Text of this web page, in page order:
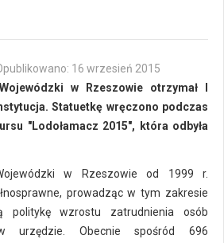
16 wrzesień 2015
w Rzeszowie otrzymał I
Statuetkę wręczono podczas
"Lodołamacz 2015", która odbyła
w Rzeszowie od 1999 r.
prowadząc w tym zakresie
politykę wzrostu zatrudnienia osób
w urzędzie. Obecnie spośród 696